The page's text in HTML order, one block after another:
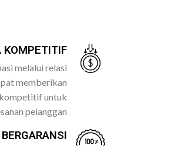
KOMPETITIF
melalui relasi
memberikan
untuk
pelanggan
BERGARANSI